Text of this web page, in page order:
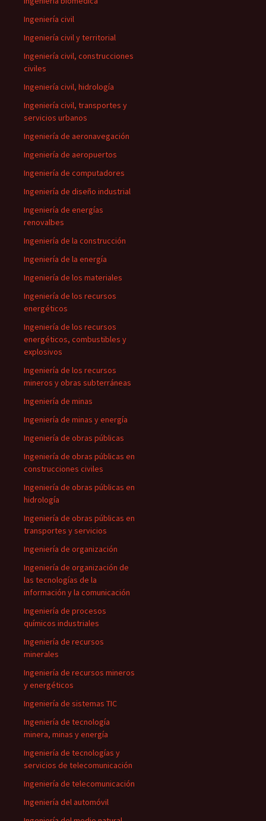
Ingeniería civil
Ingeniería civil y territorial
Ingeniería civil, construcciones
civiles
Ingeniería civil, hidrología
Ingeniería civil, transportes y
servicios urbanos
Ingeniería de aeronavegación
Ingeniería de aeropuertos
Ingeniería de computadores
Ingeniería de diseño industrial
Ingeniería de energías
renovalbes
Ingeniería de la construcción
Ingeniería de la energía
Ingeniería de los materiales
Ingeniería de los recursos
energéticos
Ingeniería de los recursos
energéticos, combustibles y
explosivos
Ingeniería de los recursos
mineros y obras subterráneas
Ingeniería de minas
Ingeniería de minas y energía
Ingeniería de obras públicas
Ingeniería de obras públicas en
construcciones civiles
Ingeniería de obras públicas en
hidrología
Ingeniería de obras públicas en
transportes y servicios
Ingeniería de organización
Ingeniería de organización de
las tecnologías de la
información y la comunicación
Ingeniería de procesos
químicos industriales
Ingeniería de recursos
minerales
Ingeniería de recursos mineros
y energéticos
Ingeniería de sistemas TIC
Ingeniería de tecnología
minera, minas y energía
Ingeniería de tecnologías y
servicios de telecomunicación
Ingeniería de telecomunicación
Ingeniería del automóvil